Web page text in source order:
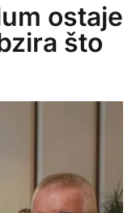
ostaje
što